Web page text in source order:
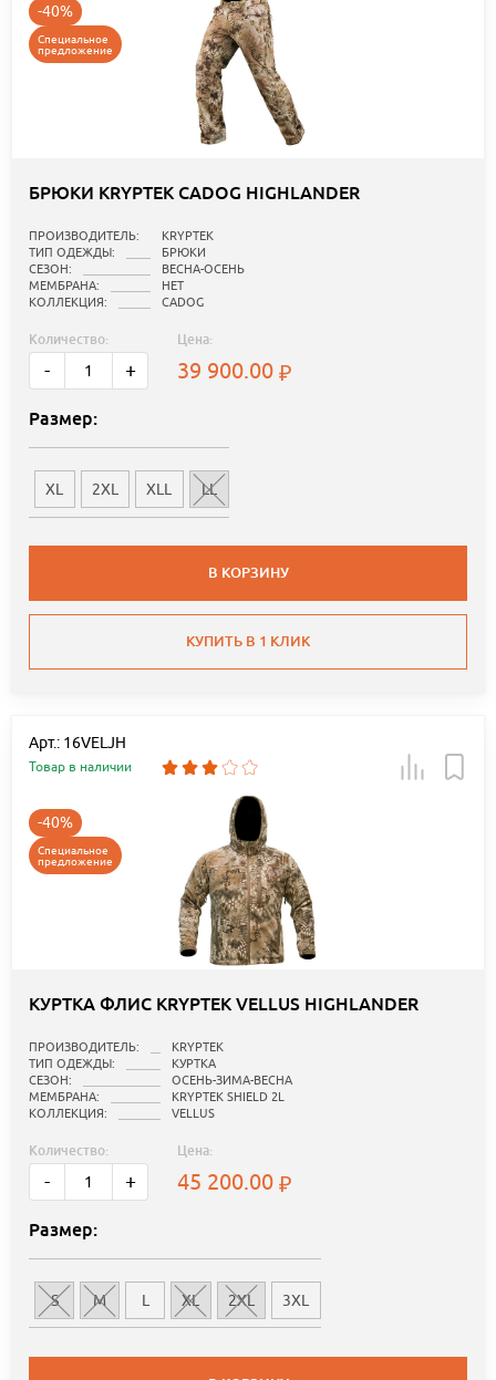
-40%
Специальное
предложение
БРЮКИ KRYPTEK CADOG HIGHLANDER
ПРОИЗВОДИТЕЛЬ:
KRYPTEK
ТИП ОДЕЖДЫ:
БРЮКИ
СЕЗОН:
ВЕСНА-ОСЕНЬ
МЕМБРАНА:
НЕТ
КОЛЛЕКЦИЯ:
CADOG
Количество:
- +
Цена:
39 900.00
Размер:
XL 2XL XLL LL
В КОРЗИНУ
КУПИТЬ В 1 КЛИК
Арт.: 16VELJH
Товар в наличии
-40%
Специальное
предложение
КУРТКА ФЛИС KRYPTEK VELLUS HIGHLANDER
ПРОИЗВОДИТЕЛЬ:
KRYPTEK
ТИП ОДЕЖДЫ:
КУРТКА
СЕЗОН:
ОСЕНЬ-ЗИМА-ВЕСНА
МЕМБРАНА:
KRYPTEK SHIELD 2L
КОЛЛЕКЦИЯ:
VELLUS
Количество:
- +
Цена:
45 200.00
Размер:
S M L XL 2XL 3XL